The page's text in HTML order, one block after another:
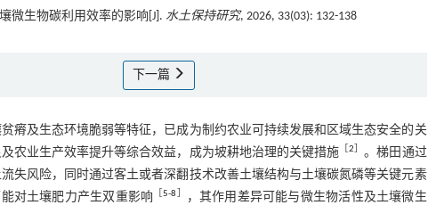
微生物碳利用效率的影响[J]. 水土保持研究, 2026, 33(03): 132-138
下一篇
瘠及生态环境脆弱等特征，已成为制约农业可持续发展和区域生态安全的关
农业生产效率提升等综合效益，成为坡耕地治理的关键措施 ［2
。梯田通过
失风险，同时通过客土或者深翻技术改善土壤结构与土壤碳氮磷等关键元素
对土壤肥力产生双重影响 ［5-8
，其作用差异可能与微生物活性及土壤微生